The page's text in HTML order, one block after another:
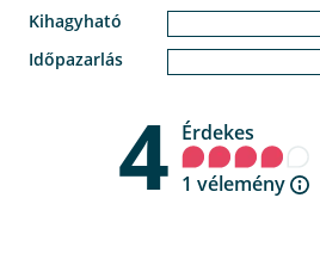
Kihagyható
Időpazarlás
4 Érdekes
1 vélemény